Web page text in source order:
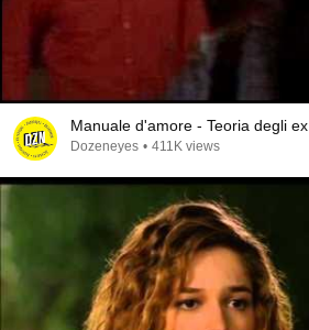
Manuale d'amore - Teoria degli ex
Dozeneyes • 411K views